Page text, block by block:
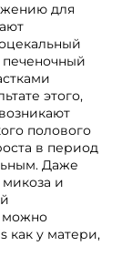
для
печеночный
этого,
полового
в период
Даже
микоза и
можно
как у матери,